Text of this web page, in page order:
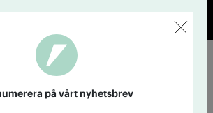
på vårt nyhetsbrev